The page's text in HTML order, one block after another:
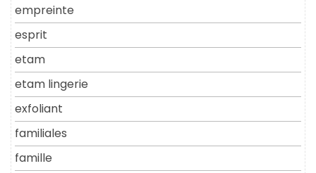
empreinte
esprit
etam
etam lingerie
exfoliant
familiales
famille